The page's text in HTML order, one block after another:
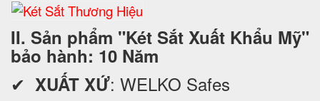
II. Sản phẩm "Két Sắt Xuất Khẩu Mỹ"
bảo hành: 10 Năm
✔ XUẤT XỨ: WELKO Safes